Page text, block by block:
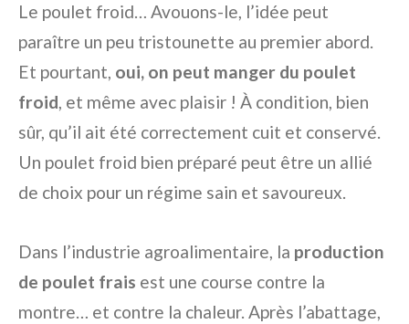
Le poulet froid… Avouons-le, l’idée peut
paraître un peu tristounette au premier abord.
Et pourtant, oui, on peut manger du poulet
froid, et même avec plaisir ! À condition, bien
sûr, qu’il ait été correctement cuit et conservé.
Un poulet froid bien préparé peut être un allié
de choix pour un régime sain et savoureux.
Dans l’industrie agroalimentaire, la production
de poulet frais est une course contre la
montre… et contre la chaleur. Après l’abattage,